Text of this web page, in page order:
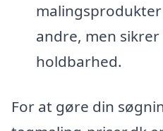
andre, men
holdbarhed.
For at gøre din